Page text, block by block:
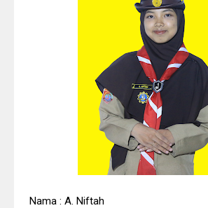
Nama : A. Niftah